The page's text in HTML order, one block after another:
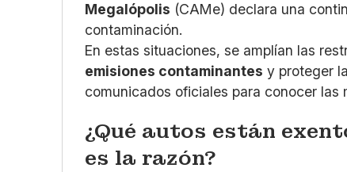
Megalópolis (CAMe) declara una
contaminación.
En estas situaciones, se amplían las
emisiones contaminantes y proteger
comunicados oficiales para conocer
¿Qué autos están
es la razón?